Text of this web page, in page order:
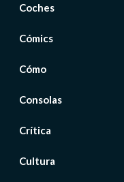
Coches
Cómics
Cómo
Consolas
Crítica
Cultura